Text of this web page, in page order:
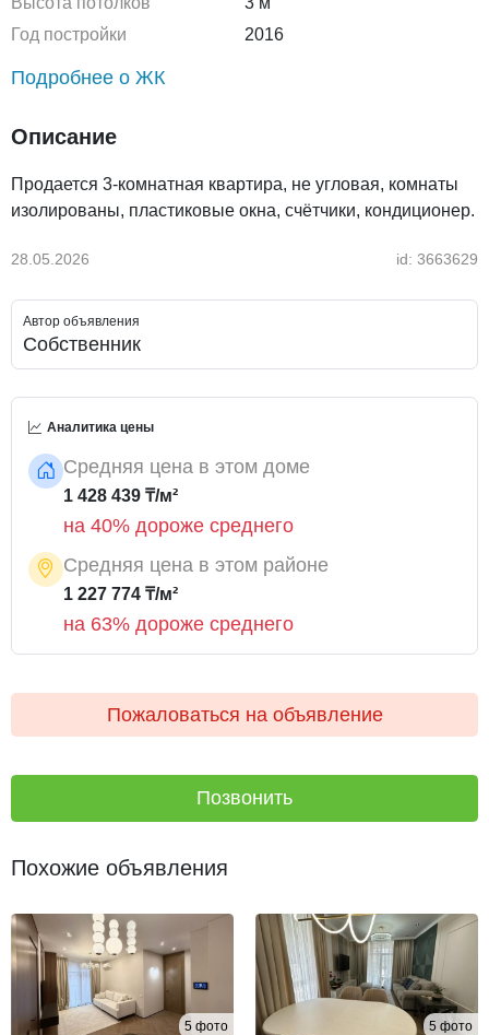
Год постройки
2016
Подробнее о ЖК
Описание
Продается 3-комнатная квартира, не угловая, комнаты
изолированы, пластиковые окна, счётчики, кондиционер.
28.05.2026 id: 3663629
Автор объявления
Собственник
Аналитика цены
Средняя цена в этом доме
1 428 439 ₸/м²
на 40% дороже среднего
Средняя цена в этом районе
1 227 774 ₸/м²
на 63% дороже среднего
Пожаловаться на объявление
Позвонить
Похожие объявления
5 фото 5 фото